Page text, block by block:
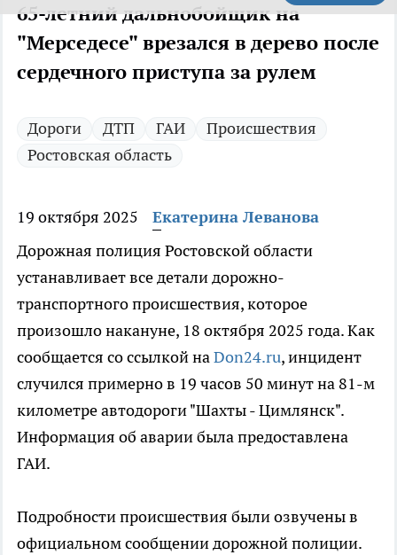
65-летний дальнобойщик на
"Мерседесе" врезался в дерево после
сердечного приступа за рулем
Дороги ДТП ГАИ
Происшествия
Ростовская область
19 октября 2025
Екатерина Леванова
Дорожная полиция Ростовской области
устанавливает все детали дорожно-
транспортного происшествия, которое
произошло накануне, 18 октября 2025 года. Как
сообщается со ссылкой наDon24.ru, инцидент
случился примерно в 19 часов 50 минут на 81-м
километре автодороги "Шахты - Цимлянск".
Информация об аварии была предоставлена
ГАИ.
Подробности происшествия были озвучены в
официальном сообщении дорожной полиции.